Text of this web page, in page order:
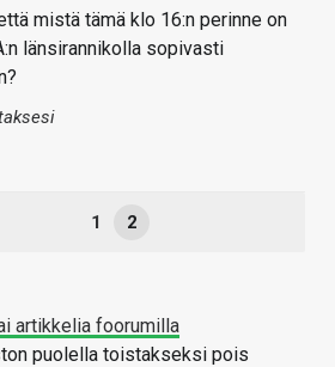
mistä tämä klo 16:n perinne on
länsirannikolla sopivasti
1 2
artikkelia foorumilla
puolella toistakseksi pois